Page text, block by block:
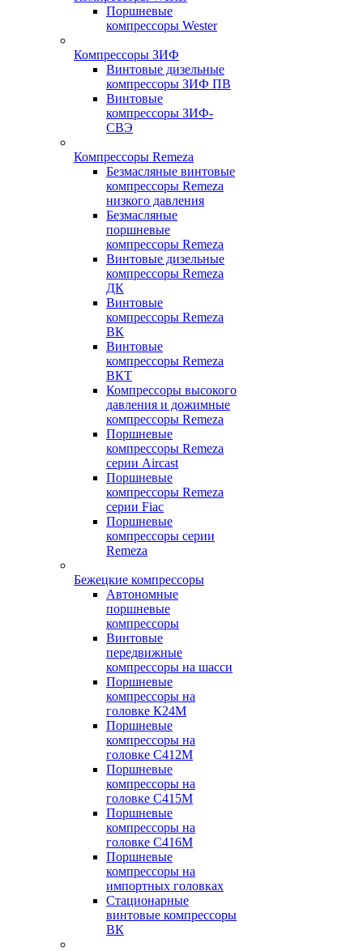
Поршневые
компрессоры Wester
Компрессоры ЗИФ
Винтовые дизельные
компрессоры ЗИФ ПВ
Винтовые
компрессоры ЗИФ-
СВЭ
Компрессоры Remeza
Безмасляные винтовые
компрессоры Remeza
низкого давления
Безмасляные
поршневые
компрессоры Remeza
Винтовые дизельные
компрессоры Remeza
ДК
Винтовые
компрессоры Remeza
ВК
Винтовые
компрессоры Remeza
ВКТ
Компрессоры высокого
давления и дожимные
компрессоры Remeza
Поршневые
компрессоры Remeza
серии Aircast
Поршневые
компрессоры Remeza
серии Fiac
Поршневые
компрессоры серии
Remeza
Бежецкие компрессоры
Автономные
поршневые
компрессоры
Винтовые
передвижные
компрессоры на шасси
Поршневые
компрессоры на
головке К24М
Поршневые
компрессоры на
головке С412М
Поршневые
компрессоры на
головке С415М
Поршневые
компрессоры на
головке С416М
Поршневые
компрессоры на
импортных головках
Стационарные
винтовые компрессоры
ВК